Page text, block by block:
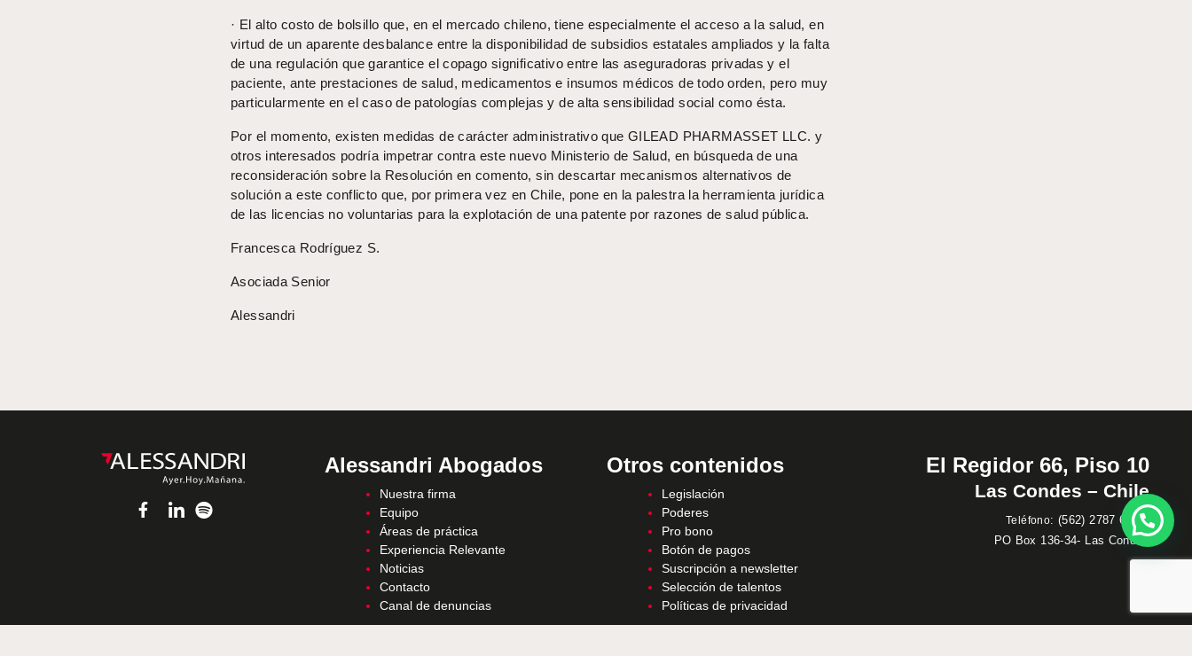
· El alto costo de bolsillo que, en el mercado chileno, tiene especialmente el acceso a la salud, en
virtud de un aparente desbalance entre la disponibilidad de subsidios estatales ampliados y la falta
de una regulación que garantice el copago significativo entre las aseguradoras privadas y el
paciente, ante prestaciones de salud, medicamentos e insumos médicos de todo orden, pero muy
particularmente en el caso de patologías complejas y de alta sensibilidad social como ésta.
Por el momento, existen medidas de carácter administrativo que GILEAD PHARMASSET LLC. y
otros interesados podría impetrar contra este nuevo Ministerio de Salud, en búsqueda de una
reconsideración sobre la Resolución en comento, sin descartar mecanismos alternativos de
solución a este conflicto que, por primera vez en Chile, pone en la palestra la herramienta jurídica
de las licencias no voluntarias para la explotación de una patente por razones de salud pública.
Francesca Rodríguez S.
Asociada Senior
Alessandri
Alessandri Abogados
Nuestra firma
Equipo
Áreas de práctica
Experiencia Relevante
Noticias
Contacto
Canal de denuncias
Otros contenidos
Legislación
Poderes
Pro bono
Botón de pagos
Suscripción a newsletter
Selección de talentos
Políticas de privacidad
El Regidor 66, Piso 10
Las Condes – Chile
Teléfono: (562) 2787 60 00
PO Box 136-34- Las Condes